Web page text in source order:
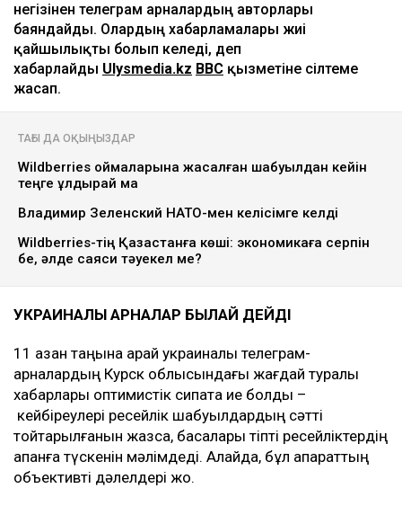
негізінен телеграм арналардың авторлары
баяндайды. Олардың хабарламалары жиі
қайшылықты болып келеді, деп
хабарлайды Ulysmedia.kz BBC қызметіне сілтеме
жасап.
ТАҒЫ ДА ОҚЫҢЫЗДАР
Wildberries қоймаларына жасалған шабуылдан кейін
теңге құлдырай ма
Владимир Зеленский НАТО-мен келісімге келді
Wildberries-тің Қазақстанға көші: экономикаға серпін
бе, әлде саяси тәуекел ме?
УКРАИНАЛЫҚ АРНАЛАР БЫЛАЙ ДЕЙДІ
11 қазан таңына қарай украиналық телеграм-
арналардың Курск облысындағы жағдай туралы
хабарлары оптимистік сипатқа ие болды –
кейбіреулері ресейлік шабуылдардың сәтті
тойтарылғанын жазса, басқалары тіпті ресейліктердің
қақпанға түскенін мәлімдеді. Алайда, бұл ақпараттың
объективті дәлелдері жоқ.